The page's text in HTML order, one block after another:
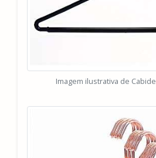
Imagem ilustrativa de